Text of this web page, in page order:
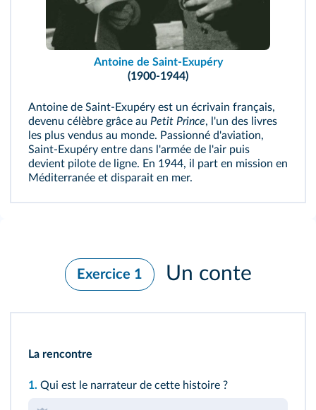
Antoine de Saint-Exupéry
(1900-1944)
Antoine de Saint-Exupéry est un écrivain français,
devenu célèbre grâce au Petit Prince, l'un des livres
les plus vendus au monde. Passionné d'aviation,
Saint-Exupéry entre dans l'armée de l'air puis
devient pilote de ligne. En 1944, il part en mission en
Méditerranée et disparait en mer.
Exercice 1 Un conte
La rencontre
1. Qui est le narrateur de cette histoire ?